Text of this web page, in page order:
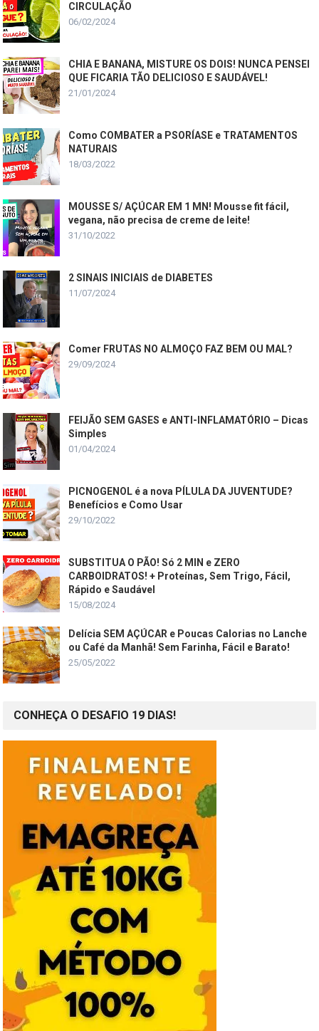
CIRCULAÇÃO
06/02/2024
CHIA E BANANA, MISTURE OS DOIS! NUNCA PENSEI
QUE FICARIA TÃO DELICIOSO E SAUDÁVEL!
21/01/2024
Como COMBATER a PSORÍASE e TRATAMENTOS
NATURAIS
18/03/2022
MOUSSE S/ AÇÚCAR EM 1 MN! Mousse fit fácil,
vegana, não precisa de creme de leite!
31/10/2022
2 SINAIS INICIAIS de DIABETES
11/07/2024
Comer FRUTAS NO ALMOÇO FAZ BEM OU MAL?
29/09/2024
FEIJÃO SEM GASES e ANTI-INFLAMATÓRIO – Dicas
Simples
01/04/2024
PICNOGENOL é a nova PÍLULA DA JUVENTUDE?
Benefícios e Como Usar
29/10/2022
SUBSTITUA O PÃO! Só 2 MIN e ZERO
CARBOIDRATOS! + Proteínas, Sem Trigo, Fácil,
Rápido e Saudável
15/08/2024
Delícia SEM AÇÚCAR e Poucas Calorias no Lanche
ou Café da Manhã! Sem Farinha, Fácil e Barato!
25/05/2022
CONHEÇA O DESAFIO 19 DIAS!